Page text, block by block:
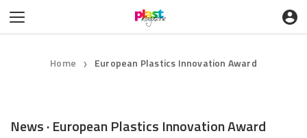
Home ❯ European Plastics Innovation Award
News · European Plastics Innovation Award